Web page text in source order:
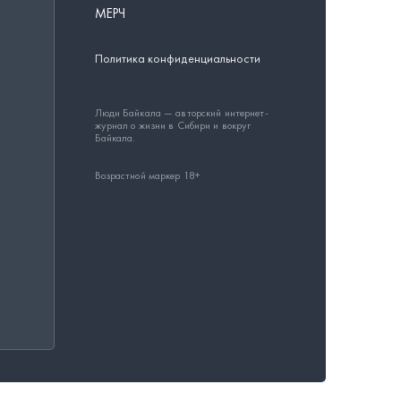
МЕРЧ
Политика конфиденциальности
Люди Байкала — авторский интернет-
журнал о жизни в Сибири и вокруг
Байкала.
Возрастной маркер 18+